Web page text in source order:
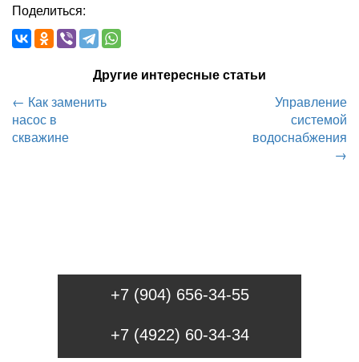
Поделиться:
Другие интересные статьи
← Как заменить
насос в
скважине
Управление
системой
водоснабжения
→
+7 (904) 656-34-55
+7 (4922) 60-34-34